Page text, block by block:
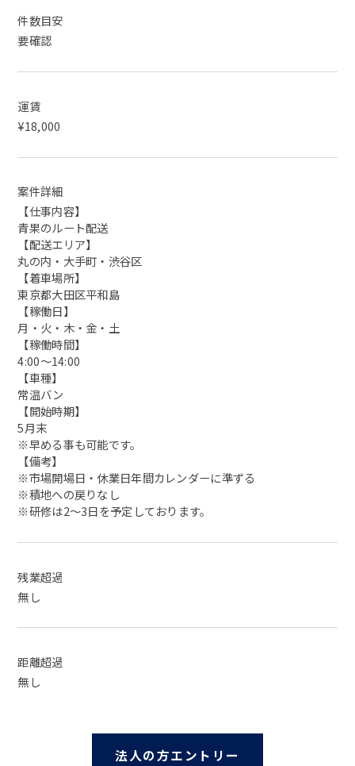
件数目安
要確認
運賃
¥18,000
案件詳細
【仕事内容】
青果のルート配送
【配送エリア】
丸の内・大手町・渋谷区
【着車場所】
東京都大田区平和島
【稼働日】
月・火・木・金・土
【稼働時間】
4:00～14:00
【車種】
常温バン
【開始時期】
5月末
※早める事も可能です。
【備考】
※市場開場日・休業日年間カレンダーに準ずる
※積地への戻りなし
※研修は2〜3日を予定しております。
残業超過
無し
距離超過
無し
法人の方エントリー